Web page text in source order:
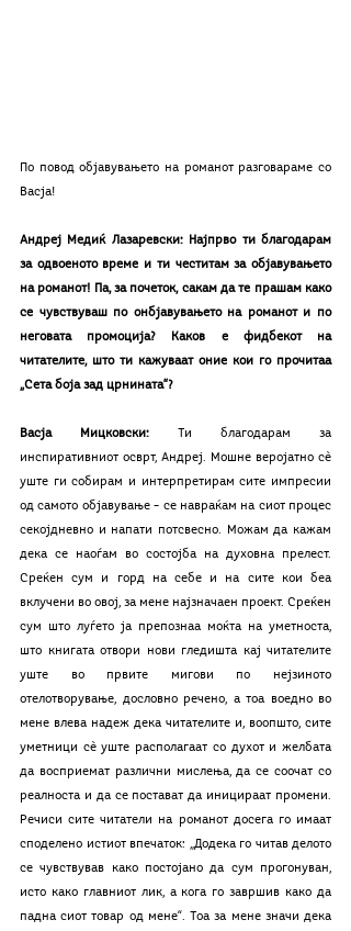
По повод објавувањето на романот разговараме со
Васја!
Андреј Медиќ Лазаревски: Најпрво ти благодарам
за одвоеното време и ти честитам за објавувањето
на романот! Па, за почеток, сакам да те прашам како
се чувствуваш по онбјавувањето на романот и по
неговата промоција? Каков е фидбекот на
читателите, што ти кажуваат оние кои го прочитаа
„Сета боја зад црнината“?
Васја Мицковски: Ти благодарам за
инспиративниот осврт, Андреј. Мошне веројатно сѐ
уште ги собирам и интерпретирам сите импресии
од самото објавување – се навраќам на сиот процес
секојдневно и напати потсвесно. Можам да кажам
дека се наоѓам во состојба на духовна прелест.
Среќен сум и горд на себе и на сите кои беа
вклучени во овој, за мене најзначаен проект. Среќен
сум што луѓето ја препознаа моќта на уметноста,
што книгата отвори нови гледишта кај читателите
уште во првите мигови по нејзиното
отелотворување, дословно речено, а тоа воедно во
мене влева надеж дека читателите и, воопшто, сите
уметници сѐ уште располагаат со духот и желбата
да восприемат различни мислења, да се соочат со
реалноста и да се постават да иницираат промени.
Речиси сите читатели на романот досега го имаат
споделено истиот впечаток: „Додека го читав делото
се чувствував како постојано да сум прогонуван,
исто како главниот лик, а кога го завршив како да
падна сиот товар од мене“. Тоа за мене значи дека